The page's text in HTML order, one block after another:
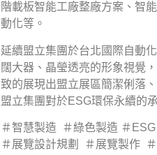
階載板智能工廠整廠方案、智
動化等。
延續盟立集團於台北國際自動
闊大器、晶瑩透亮的形象視覺
致的展現出盟立展區簡潔俐落
盟立集團對於ESG環保永續的
＃智慧製造 ＃綠色製造 ＃
＃展覽設計規劃 ＃展覽製作